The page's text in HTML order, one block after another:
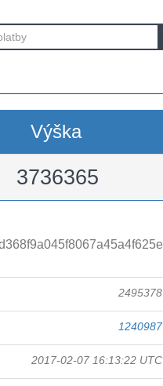
Výška
3736365
2495378
1240987
2017-02-07 16:13:22 UTC